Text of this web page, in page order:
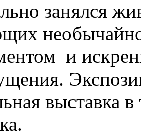
занялся
и
выставка